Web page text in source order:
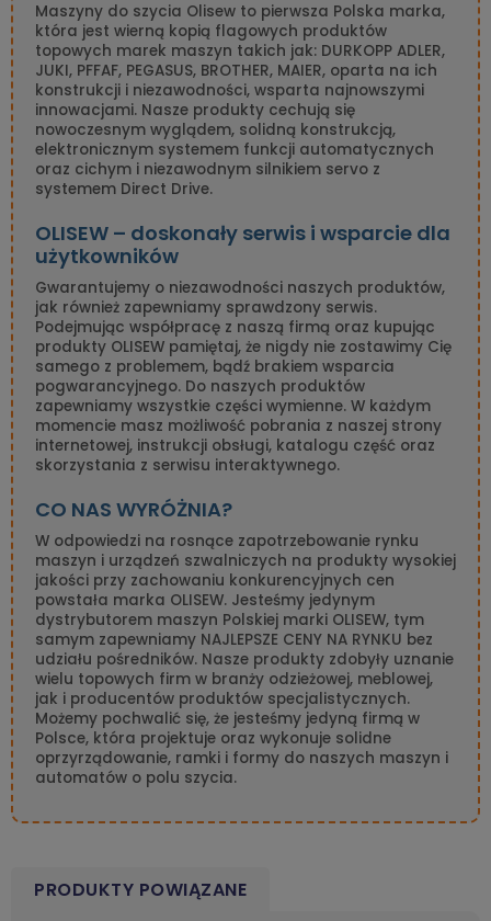
Maszyny do szycia Olisew to pierwsza Polska marka,
która jest wierną kopią flagowych produktów
topowych marek maszyn takich jak: DURKOPP ADLER,
JUKI, PFFAF, PEGASUS, BROTHER, MAIER, oparta na ich
konstrukcji i niezawodności, wsparta najnowszymi
innowacjami. Nasze produkty cechują się
nowoczesnym wyglądem, solidną konstrukcją,
elektronicznym systemem funkcji automatycznych
oraz cichym i niezawodnym silnikiem servo z
systemem Direct Drive.
OLISEW – doskonały serwis i wsparcie dla
użytkowników
Gwarantujemy o niezawodności naszych produktów,
jak również zapewniamy sprawdzony serwis.
Podejmując współpracę z naszą firmą oraz kupując
produkty OLISEW pamiętaj, że nigdy nie zostawimy Cię
samego z problemem, bądź brakiem wsparcia
pogwarancyjnego. Do naszych produktów
zapewniamy wszystkie części wymienne. W każdym
momencie masz możliwość pobrania z naszej strony
internetowej, instrukcji obsługi, katalogu część oraz
skorzystania z serwisu interaktywnego.
CO NAS WYRÓŻNIA?
W odpowiedzi na rosnące zapotrzebowanie rynku
maszyn i urządzeń szwalniczych na produkty wysokiej
jakości przy zachowaniu konkurencyjnych cen
powstała marka OLISEW. Jesteśmy jedynym
dystrybutorem maszyn Polskiej marki OLISEW, tym
samym zapewniamy NAJLEPSZE CENY NA RYNKU bez
udziału pośredników. Nasze produkty zdobyły uznanie
wielu topowych firm w branży odzieżowej, meblowej,
jak i producentów produktów specjalistycznych.
Możemy pochwalić się, że jesteśmy jedyną firmą w
Polsce, która projektuje oraz wykonuje solidne
oprzyrządowanie, ramki i formy do naszych maszyn i
automatów o polu szycia.
PRODUKTY POWIĄZANE